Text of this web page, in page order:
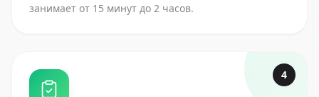
занимает от 15 минут до 2 часов.
4